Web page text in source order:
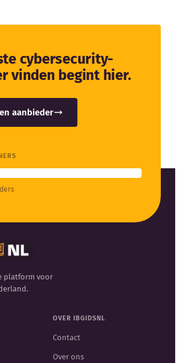
cybersecurity-
vinden begint hier.
aanbieder
platform voor
OVER IBGIDSNL
Contact
Over ons